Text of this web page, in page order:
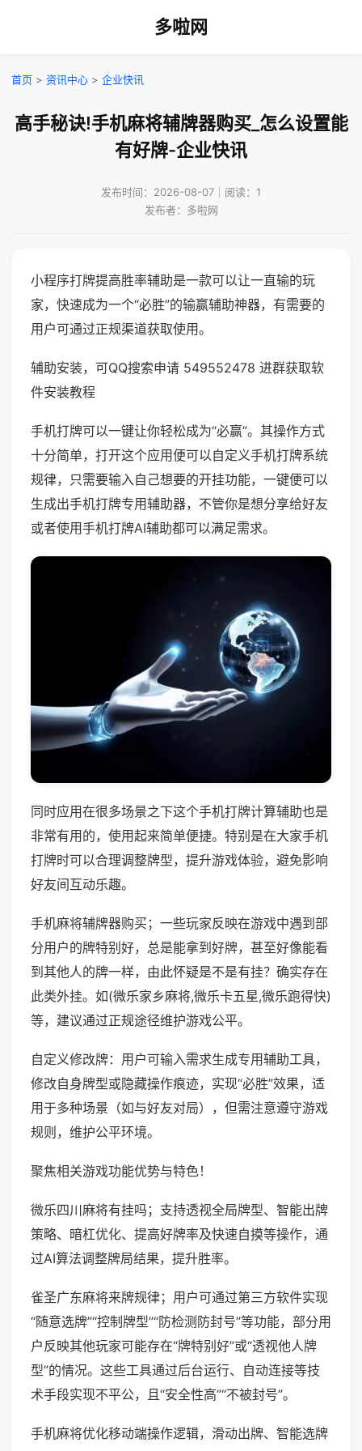
多啦网
首页 > 资讯中心 > 企业快讯
高手秘诀!手机麻将辅牌器购买_怎么设置能
有好牌-企业快讯
发布时间：2026-08-07｜阅读：1
发布者：多啦网
小程序打牌提高胜率辅助是一款可以让一直输的玩
家，快速成为一个“必胜”的输赢辅助神器，有需要的
用户可通过正规渠道获取使用。
辅助安装，可QQ搜索申请 549552478 进群获取软
件安装教程
手机打牌可以一键让你轻松成为“必赢”。其操作方式
十分简单，打开这个应用便可以自定义手机打牌系统
规律，只需要输入自己想要的开挂功能，一键便可以
生成出手机打牌专用辅助器，不管你是想分享给好友
或者使用手机打牌AI辅助都可以满足需求。
同时应用在很多场景之下这个手机打牌计算辅助也是
非常有用的，使用起来简单便捷。特别是在大家手机
打牌时可以合理调整牌型，提升游戏体验，避免影响
好友间互动乐趣。
手机麻将辅牌器购买；一些玩家反映在游戏中遇到部
分用户的牌特别好，总是能拿到好牌，甚至好像能看
到其他人的牌一样，由此怀疑是不是有挂？确实存在
此类外挂。如(微乐家乡麻将,微乐卡五星,微乐跑得快)
等，建议通过正规途径维护游戏公平。
自定义修改牌：用户可输入需求生成专用辅助工具，
修改自身牌型或隐藏操作痕迹，实现“必胜”效果，适
用于多种场景（如与好友对局），但需注意遵守游戏
规则，维护公平环境。
聚焦相关游戏功能优势与特色！
微乐四川麻将有挂吗；支持透视全局牌型、智能出牌
策略、暗杠优化、提高好牌率及快速自摸等操作，通
过AI算法调整牌局结果，提升胜率。
雀圣广东麻将来牌规律；用户可通过第三方软件实现
“随意选牌”“控制牌型”“防检测防封号”等功能，部分用
户反映其他玩家可能存在“牌特别好”或“透视他人牌
型”的情况。这些工具通过后台运行、自动连接等技
术手段实现不平公，且“安全性高”“不被封号”。
手机麻将优化移动端操作逻辑，滑动出牌、智能选牌